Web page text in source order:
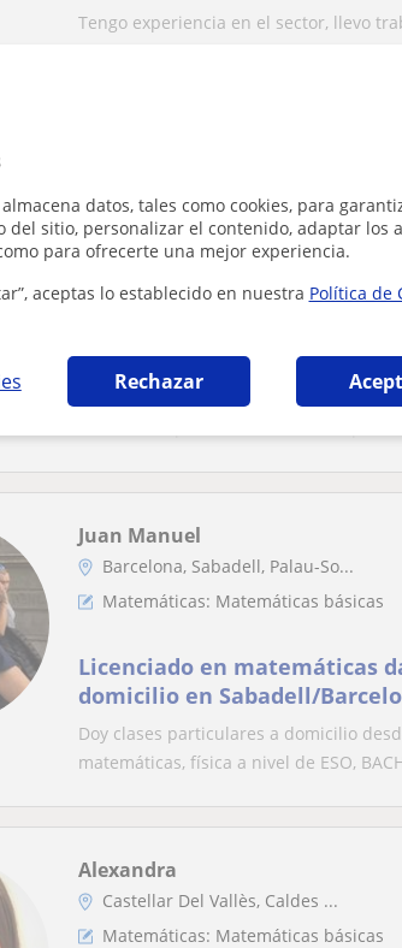
datos, tales como cookies, para
del sitio, personalizar el contenido, adaptar los
para ofrecerte una mejor experiencia.
aceptas lo establecido en nuestra Política de
Rechazar
Tengo experiencia en el sector, llevo
En línea
Canovelles, Granollers, Lliçà...
Matemáticas: Matemáticas básicas
Profesora de matemáticas,
y Dirección de Empresas,
para primaria y ESO
¡Hola! Soy Marina, graduada en
Juan Manuel
Barcelona, Sabadell, Palau-So...
Matemáticas: Matemáticas básicas
Licenciado en matemáticas
domicilio en Sabadell/
Doy clases particulares a domicilio
matemáticas, física a nivel de ESO,
Alexandra
Castellar Del Vallès, Caldes ...
Matemáticas: Matemáticas básicas